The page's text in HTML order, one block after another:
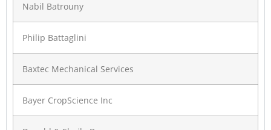
Nabil Batrouny
Philip Battaglini
Baxtec Mechanical Services
Bayer CropScience Inc